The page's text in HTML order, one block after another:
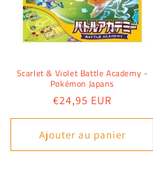
Scarlet & Violet Battle Academy -
Pokémon Japans
Prix
habituel
€24,95 EUR
Ajouter au panier